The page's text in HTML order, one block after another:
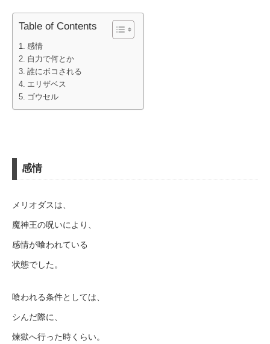
Table of Contents
感情
自力で何とか
誰にボコされる
エリザベス
ゴウセル
感情
メリオダスは、
魔神王の呪いにより、
感情が喰われている
状態でした。
喰われる条件としては、
シんだ際に、
煉獄へ行った時くらい。